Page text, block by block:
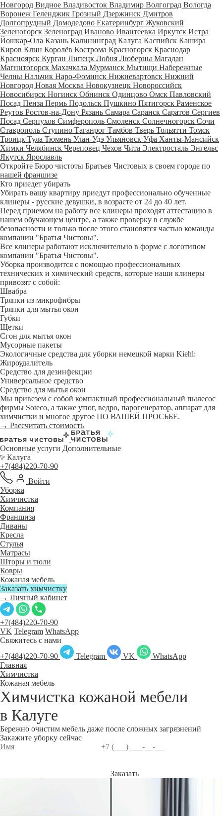
Новгород Видное Владивосток Владимир Волгоград Вологда
Воронеж Геленджик Грозный Дзержинск Дмитров
Долгопрудный Домодедово Екатеринбург Жуковский
Зеленогорск Зеленоград Иваново Ивантеевка Иркутск Истра
Йошкар-Ола Казань Калининград Калуга Каспийск Кашира
Киров Клин Королёв Кострома Красногорск Краснодар
Красноярск Курган Липецк Лобня Люберцы Магадан
Магнитогорск Махачкала Мурманск Мытищи Набережные
Челны Нальчик Наро-Фоминск Нижневартовск Нижний
Новгород Новая Москва Новокузнецк Новороссийск
Новосибирск Ногинск Обнинск Одинцово Омск Павловский
Посад Пенза Пермь Подольск Пушкино Пятигорск Раменское
Реутов Ростов-на-Дону Рязань Самара Саранск Саратов Сергиев
Посад Серпухов Симферополь Смоленск Солнечногорск Сочи
Ставрополь Ступино Таганрог Тамбов Тверь Тольятти Томск
Троицк Тула Тюмень Улан-Удэ Ульяновск Уфа Ханты-Мансийск
Химки Челябинск Череповец Чехов Чита Электросталь Энгельс
Якутск Ярославль
Откройте Бюро чистоты Братьев Чистовых в своем городе по
нашей франшизе
Кто приедет убирать
Убирать вашу квартиру приедут профессионально обученные
клинеры - русские девушки, в возрасте от 24 до 40 лет.
Перед приемом на работу все клинеры проходят аттестацию в
нашем обучающем центре, а также проверку в службе
безопасности и только после этого становятся частью команды
компании "Братья Чистовы".
Все клинеры работают исключительно в форме с логотипом
компании "Братья Чистовы".
Уборка производится с помощью профессиональных
технических и химический средств, которые наши клинеры
привозят с собой:
Швабра
Тряпки из микрофибры
Тряпки для мытья окон
Губки
Щетки
Сгон для мытья окон
Мусорные пакеты
Экологичные средства для уборки немецкой марки Kiehl:
Жироудалитель
Средство для дезинфекции
Универсальное средство
Средство для мытья окон
Мы привезем с собой компактный профессиональный пылесос
фирмы Soteco, а также утюг, ведро, парогенератор, аппарат для
химчистки и многое другое ПО ВАШЕЙ ПРОСЬБЕ.
→ Рассчитать стоимость
Основные услуги Дополнительные
Калуга
+7(484)220-70-90
Войти
Уборка
Химчистка
Компания
Франшиза
Диваны
Кресла
Стулья
Матрасы
Шторы и тюли
Ковры
Кожаная мебель
Заказать химчистку
→ Личный кабинет
+7(484)220-70-90
VK Telegram WhatsApp
Свяжитесь с нами
+7(484)220-70-90
Telegram VK
WhatsApp
Главная
Химчистка
Кожаная мебель
Химчистка кожаной мебели
в Калуге
Бережно очистим мебель даже после сложных загрязнений
Закажите уборку сейчас
Заказать